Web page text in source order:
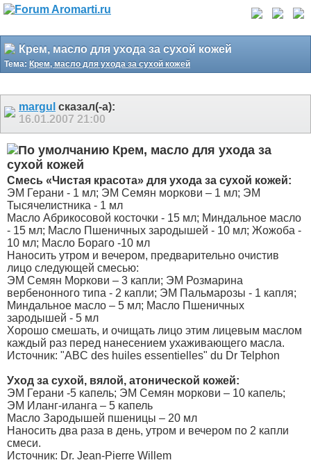
Крем, масло для ухода за сухой кожей
Тема: Крем, масло для ухода за сухой кожей
margul сказал(-а):
16.01.2007 21:00
Крем, масло для ухода за
сухой кожей
Смесь «Чистая красота» для ухода за сухой кожей:
ЭМ Герани - 1 мл; ЭМ Семян моркови – 1 мл; ЭМ
Тысячелистника - 1 мл
Масло Абрикосовой косточки - 15 мл; Миндальное масло
- 15 мл; Масло Пшеничных зародышей - 10 мл; Жожоба -
10 мл; Масло Бораго -10 мл
Наносить утром и вечером, предварительно очистив
лицо следующей смесью:
ЭМ Семян Моркови – 3 капли; ЭМ Розмарина
вербенонного типа - 2 капли; ЭМ Пальмарозы - 1 капля;
Миндальное масло – 5 мл; Масло Пшеничных
зародышей - 5 мл
Хорошо смешать, и очищать лицо этим лицевым маслом
каждый раз перед нанесением ухаживающего масла.
Источник: "ABC des huiles essentielles" du Dr Telphon
Уход за сухой, вялой, атонической кожей:
ЭМ Герани -5 капель; ЭМ Семян моркови – 10 капель;
ЭМ Иланг-иланга – 5 капель
Масло Зародышей пшеницы – 20 мл
Наносить два раза в день, утром и вечером по 2 капли
смеси.
Источник: Dr. Jean-Pierre Willem